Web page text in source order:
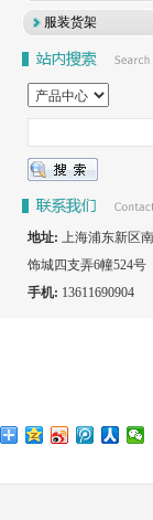
服装货架
地址: 上海浦东新区
饰城四支弄6幢524号
手机: 13611690904